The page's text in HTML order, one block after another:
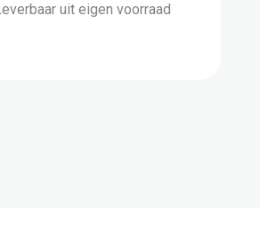
uit eigen voorraad